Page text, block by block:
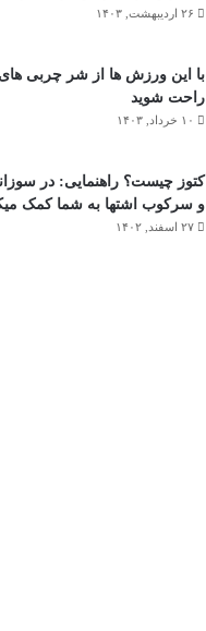
۲۶ اردیبهشت, ۱۴۰۳
با این ورزش ها از شر چربی
راحت شوید
۱۰ خرداد, ۱۴۰۳
کتوز چیست؟ راهنمایی: در
و سرکوب اشتها به شما کمک
۲۷ اسفند, ۱۴۰۲